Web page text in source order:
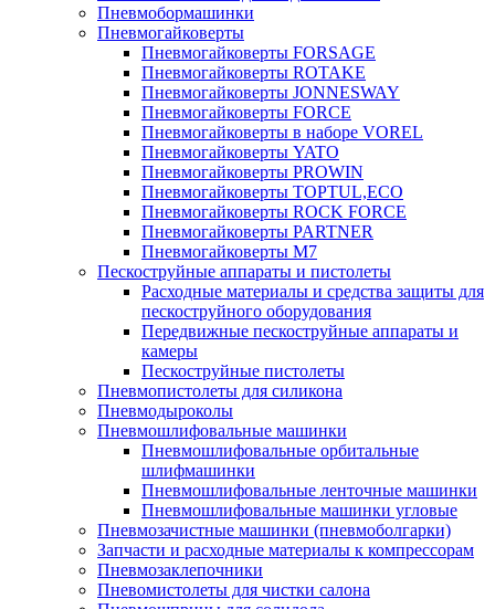
Пневмобормашинки
Пневмогайковерты
Пневмогайковерты FORSAGE
Пневмогайковерты ROTAKE
Пневмогайковерты JONNESWAY
Пневмогайковерты FORCE
Пневмогайковерты в наборе VOREL
Пневмогайковерты YATO
Пневмогайковерты PROWIN
Пневмогайковерты TOPTUL,ECO
Пневмогайковерты ROCK FORCE
Пневмогайковерты PARTNER
Пневмогайковерты M7
Пескоструйные аппараты и пистолеты
Расходные материалы и средства защиты для
пескоструйного оборудования
Передвижные пескоструйные аппараты и
камеры
Пескоструйные пистолеты
Пневмопистолеты для силикона
Пневмодыроколы
Пневмошлифовальные машинки
Пневмошлифовальные орбитальные
шлифмашинки
Пневмошлифовальные ленточные машинки
Пневмошлифовальные машинки угловые
Пневмозачистные машинки (пневмоболгарки)
Запчасти и расходные материалы к компрессорам
Пневмозаклепочники
Пневомистолеты для чистки салона